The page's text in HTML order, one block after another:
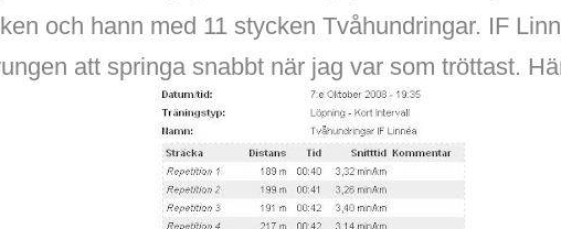
och hann med 11 stycken Tvåhundringar. IF
att springa snabbt när jag var som tröttast.